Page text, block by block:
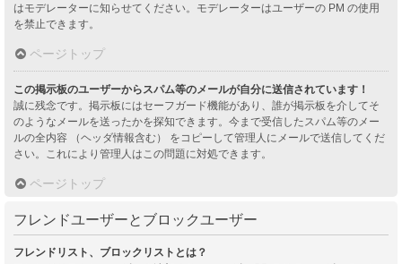
はモデレーターに知らせてください。モデレーターはユーザーの PM の使用
を禁止できます。
ページトップ
この掲示板のユーザーからスパム等のメールが自分に送信されています！
誠に残念です。掲示板にはセーフガード機能があり、誰が掲示板を介してそ
のようなメールを送ったかを探知できます。今まで受信したスパム等のメー
ルの全内容 （ヘッダ情報含む） をコピーして管理人にメールで送信してくだ
さい。これにより管理人はこの問題に対処できます。
ページトップ
フレンドユーザーとブロックユーザー
フレンドリスト、ブロックリストとは？